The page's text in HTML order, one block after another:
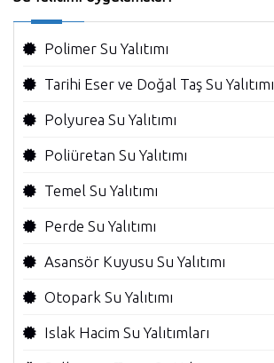
Polimer Su Yalıtımı
Tarihi Eser ve Doğal Taş Su Yalıtımı
Polyurea Su Yalıtımı
Poliüretan Su Yalıtımı
Temel Su Yalıtımı
Perde Su Yalıtımı
Asansör Kuyusu Su Yalıtımı
Otopark Su Yalıtımı
Islak Hacim Su Yalıtımları